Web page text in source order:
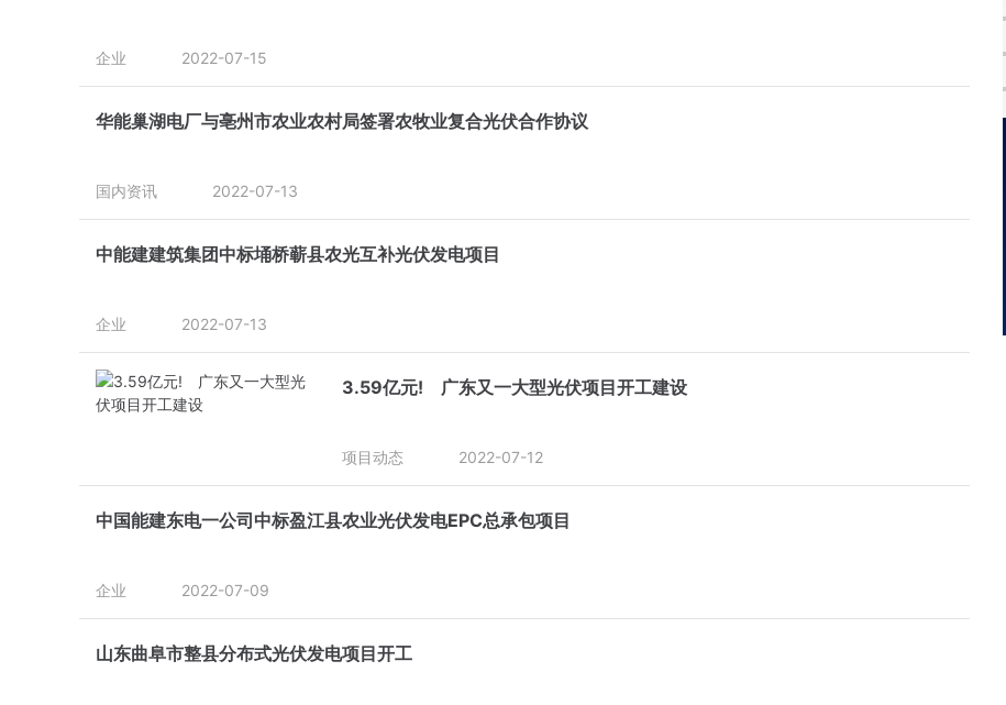
企业 2022-07-15
华能巢湖电厂与亳州市农业农村局签署农牧业复合光伏合作协议
国内资讯 2022-07-13
中能建建筑集团中标埇桥蕲县农光互补光伏发电项目
企业 2022-07-13
3.59亿元! 广东又一大型光伏项目开工建设
项目动态 2022-07-12
中国能建东电一公司中标盈江县农业光伏发电EPC总承包项目
企业 2022-07-09
山东曲阜市整县分布式光伏发电项目开工